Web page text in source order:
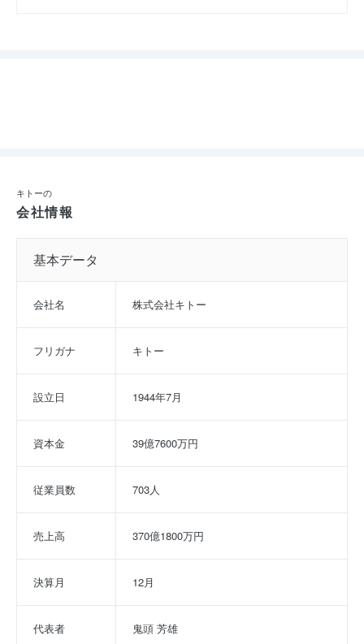
キトーの
会社情報
基本データ
会社名 株式会社キトー
フリガナ キトー
設立日 1944年7月
資本金 39億7600万円
従業員数 703人
売上高 370億1800万円
決算月 12月
代表者 鬼頭 芳雄